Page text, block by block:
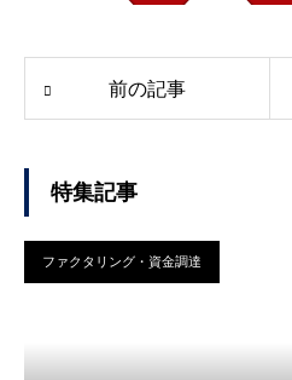
前の記事
特集記事
ファクタリング・資金調達